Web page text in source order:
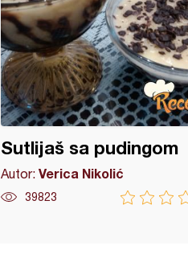
Sutlijaš sa pudingom
Autor: Verica Nikolić
39823